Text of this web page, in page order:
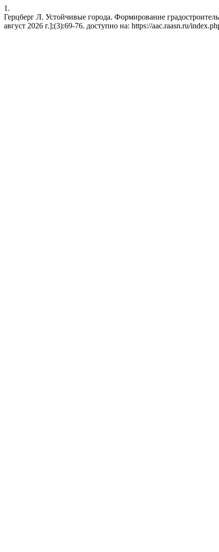
1.
Герцберг Л. Устойчивые города. Формирование
август 2026 г.];(3):69-76. доступно на: https://aac.raasn.ru/